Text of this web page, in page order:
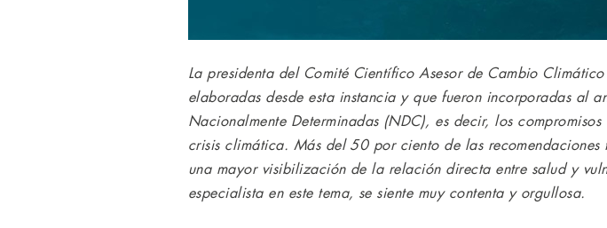
La presidenta del Comité Científico Asesor de Cambio
elaboradas desde esta instancia y que fueron incorporadas al
Nacionalmente Determinadas (NDC), es decir, los
crisis climática. Más del 50 por ciento de las
una mayor visibilización de la relación directa entre salud y
especialista en este tema, se siente muy contenta y orgullosa.